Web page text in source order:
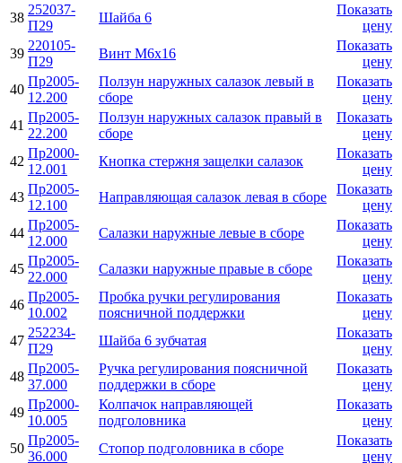
38
252037-
П29
Шайба 6
Показать
цену
39
220105-
П29
Винт М6х16
Показать
цену
40
Пр2005-
12.200
Ползун наружных салазок левый в
сборе
Показать
цену
41
Пр2005-
22.200
Ползун наружных салазок правый в
сборе
Показать
цену
42
Пр2000-
12.001
Кнопка стержня защелки салазок
Показать
цену
43
Пр2005-
12.100
Направляющая салазок левая в сборе
Показать
цену
44
Пр2005-
12.000
Салазки наружные левые в сборе
Показать
цену
45
Пр2005-
22.000
Салазки наружные правые в сборе
Показать
цену
46
Пр2005-
10.002
Пробка ручки регулирования
поясничной поддержки
Показать
цену
47
252234-
П29
Шайба 6 зубчатая
Показать
цену
48
Пр2005-
37.000
Ручка регулирования поясничной
поддержки в сборе
Показать
цену
49
Пр2000-
10.005
Колпачок направляющей
подголовника
Показать
цену
50
Пр2005-
36.000
Стопор подголовника в сборе
Показать
цену